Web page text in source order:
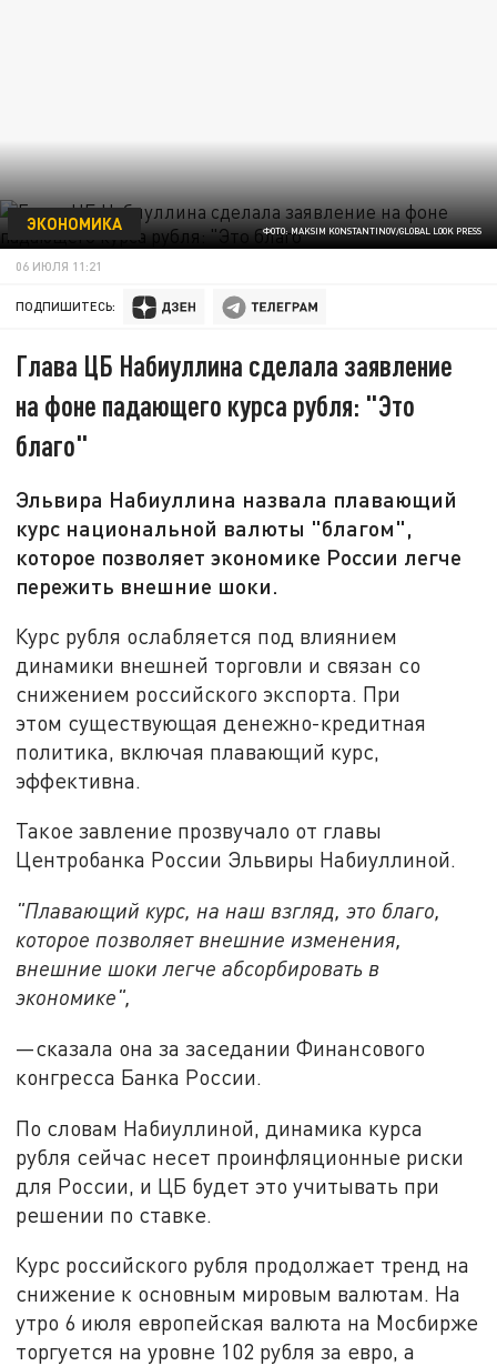
ФОТО: MAKSIM KONSTANTINOV/GLOBAL LOOK PRESS
ЭКОНОМИКА
06 ИЮЛЯ 11:21
ПОДПИШИТЕСЬ:
Глава ЦБ Набиуллина сделала заявление
на фоне падающего курса рубля: "Это
благо"
Эльвира Набиуллина назвала плавающий
курс национальной валюты "благом",
которое позволяет экономике России легче
пережить внешние шоки.
Курс рубля ослабляется под влиянием
динамики внешней торговли и связан со
снижением российского экспорта. При
этом существующая денежно-кредитная
политика, включая плавающий курс,
эффективна.
Такое завление прозвучало от главы
Центробанка России Эльвиры Набиуллиной.
"Плавающий курс, на наш взгляд, это благо,
которое позволяет внешние изменения,
внешние шоки легче абсорбировать в
экономике",
—сказала она за заседании Финансового
конгресса Банка России.
По словам Набиуллиной, динамика курса
рубля сейчас несет проинфляционные риски
для России, и ЦБ будет это учитывать при
решении по ставке.
Курс российского рубля продолжает тренд на
снижение к основным мировым валютам. На
утро 6 июля европейская валюта на Мосбирже
торгуется на уровне 102 рубля за евро, а